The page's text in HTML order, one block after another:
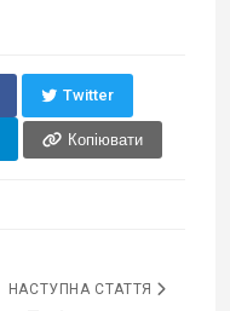
Twitter
Копіювати
НАСТУПНА СТАТТЯ